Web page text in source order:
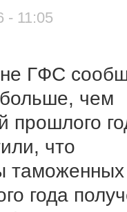
- 11:05
ГФС
чем
прошлого
что
таможенных
года